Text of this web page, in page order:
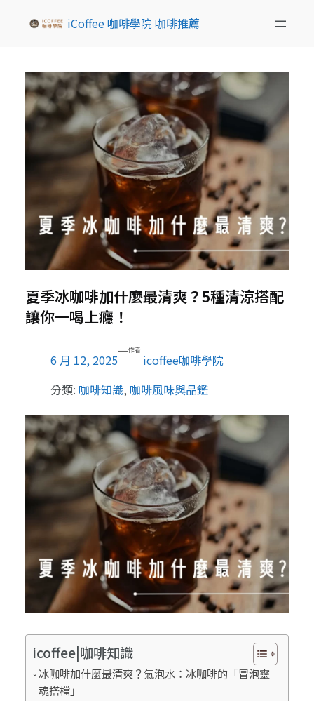
iCoffee 咖啡學院 咖啡推薦
夏季冰咖啡加什麼最清爽？5種清涼搭配
讓你一喝上癮！
6 月 12, 2025
—作者:
icoffee咖啡學院
分類: 咖啡知識, 咖啡風味與品鑑
icoffee|咖啡知識
冰咖啡加什麼最清爽？氣泡水：冰咖啡的「冒泡靈
魂搭檔」